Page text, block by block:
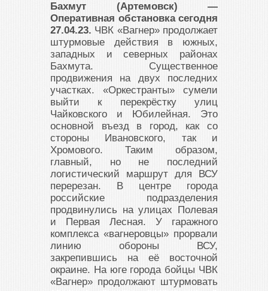
Бахмут (Артемовск) —
Оперативная обстановка сегодня
27.04.23. ЧВК «Вагнер» продолжает
штурмовые действия в южных,
западных и северных районах
Бахмута. Существенное
продвижения на двух последних
участках. «Оркестранты» сумели
выйти к перекрёстку улиц
Чайковского и Юбилейная. Это
основной въезд в город, как со
стороны Ивановского, так и
Хромового. Таким образом,
главный, но не последний
логистический маршрут для ВСУ
перерезан. В центре города
российские подразделения
продвинулись на улицах Полевая
и Первая Лесная. У гаражного
комплекса «вагнеровцы» прорвали
линию обороны ВСУ,
закрепившись на её восточной
окраине. На юге города бойцы ЧВК
«Вагнер» продолжают штурмовать